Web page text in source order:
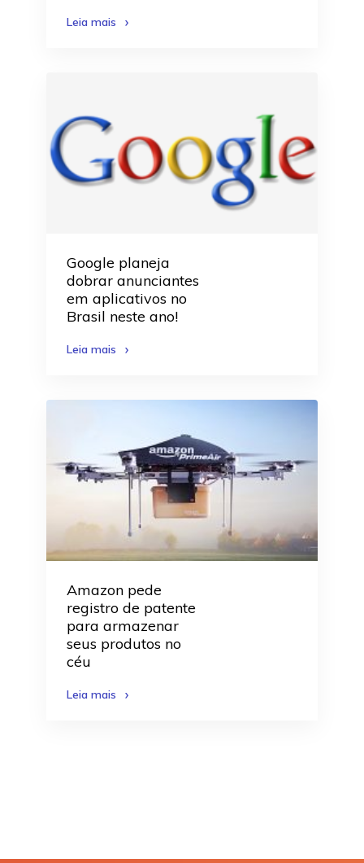
Leia mais
Google planeja
dobrar anunciantes
em aplicativos no
Brasil neste ano!
Leia mais
Amazon pede
registro de patente
para armazenar
seus produtos no
céu
Leia mais